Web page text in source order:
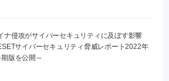
ナ侵攻がサイバーセキュリティに及ぼす影響
サイバーセキュリティ脅威レポート2022年
版を公開～